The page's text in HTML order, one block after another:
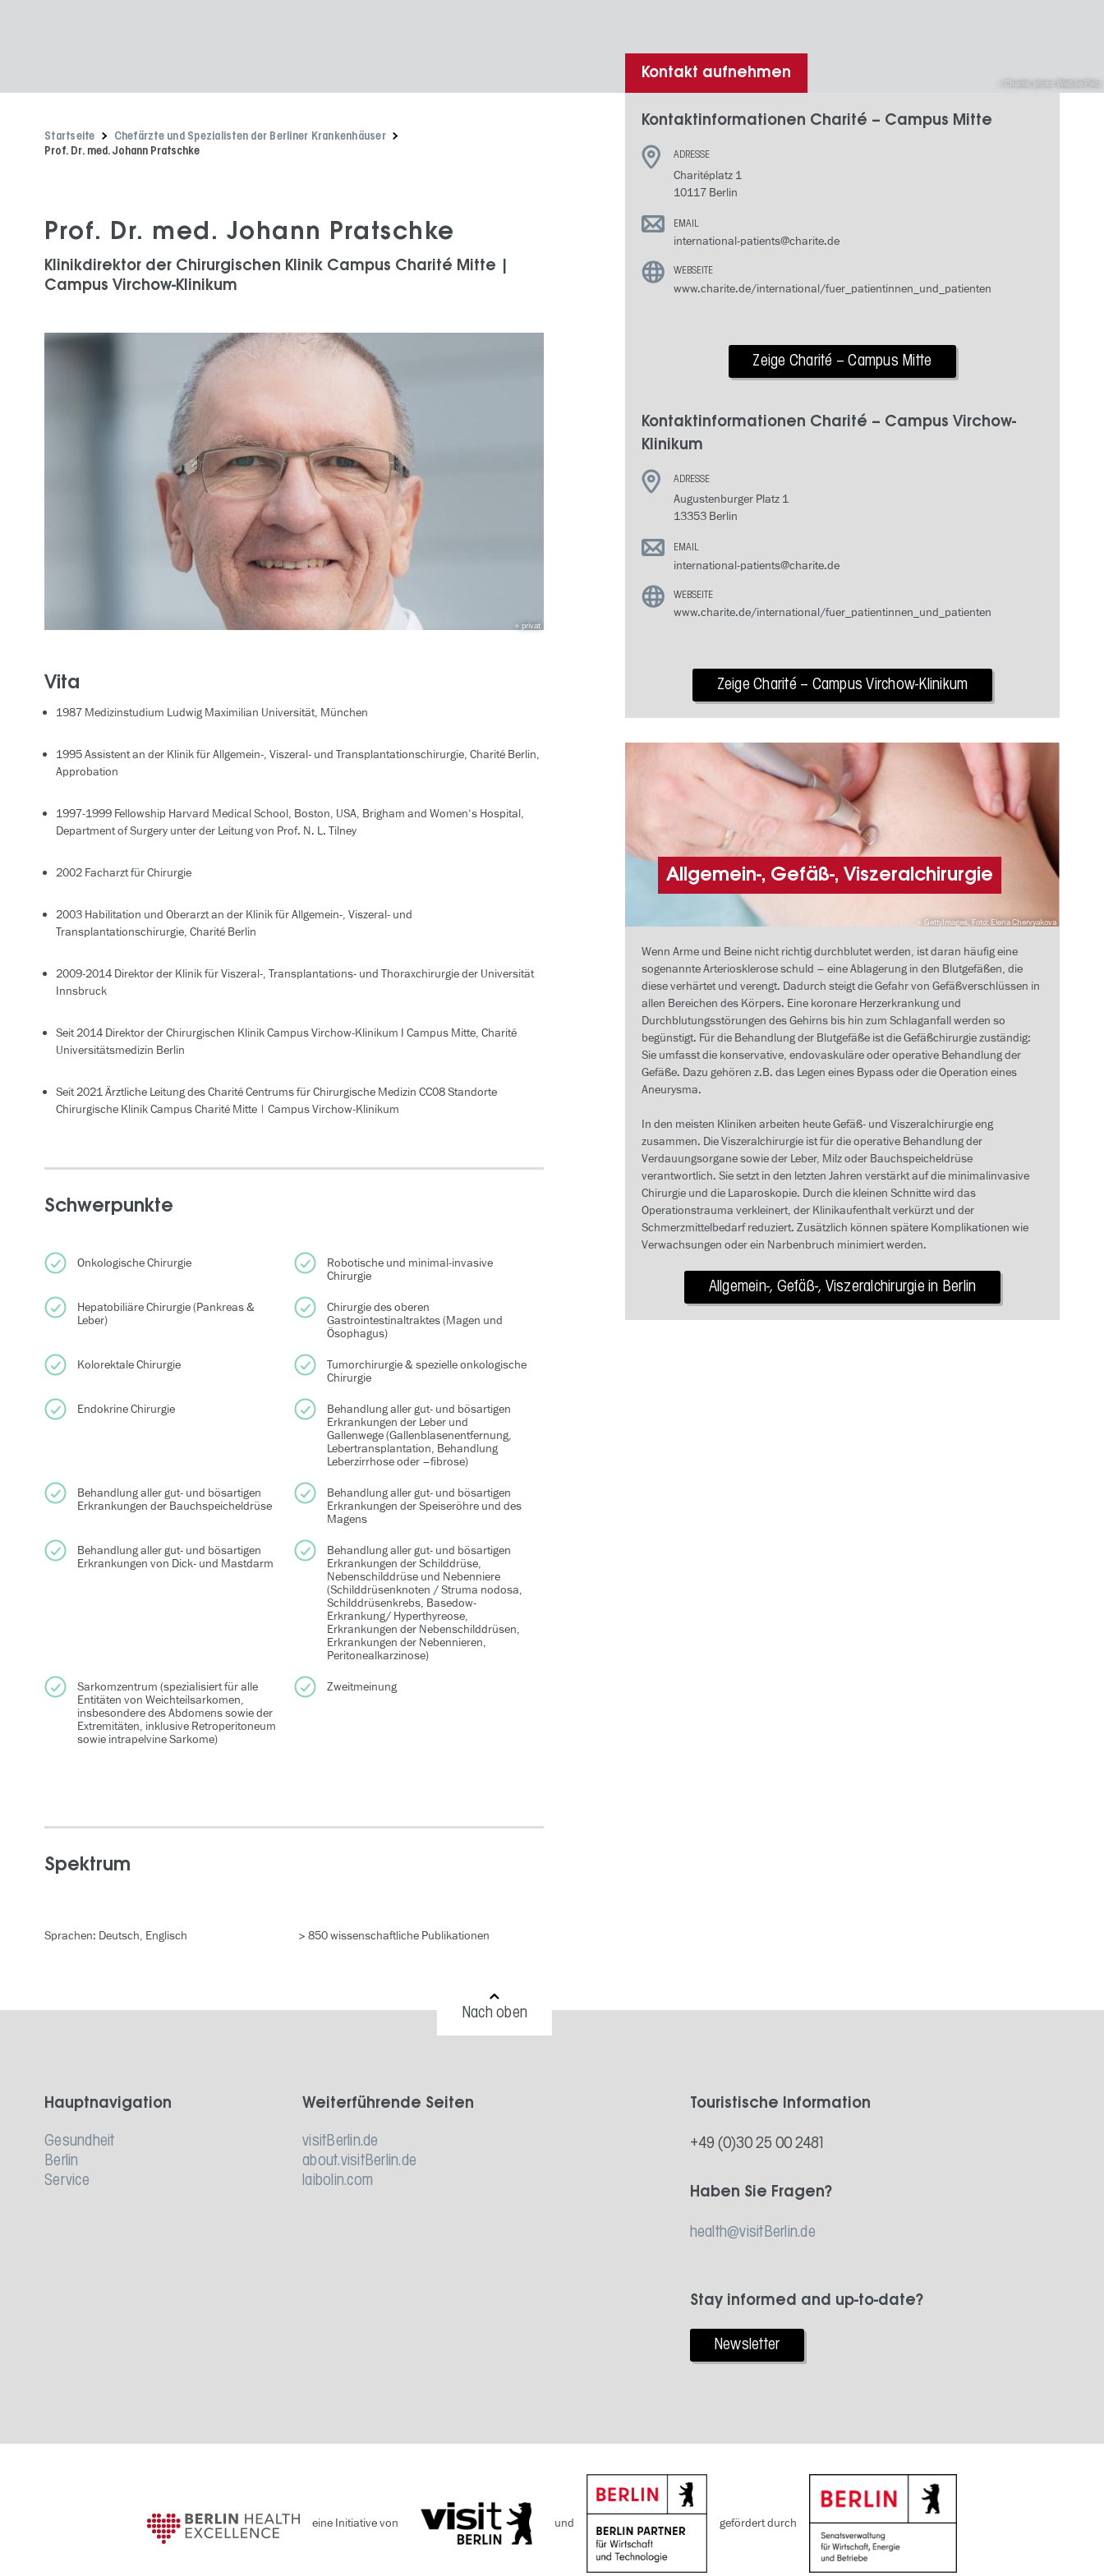
Charité, photo: Wiebke Peitz
Startseite
Chefärzte und Spezialisten der Berliner Krankenhäuser
Prof. Dr. med. Johann Pratschke
Prof. Dr. med. Johann Pratschke
Klinikdirektor der Chirurgischen Klinik Campus Charité Mitte |
Campus Virchow-Klinikum
privat
Vita
1987 Medizinstudium Ludwig Maximilian Universität, München
1995 Assistent an der Klinik für Allgemein-, Viszeral- und Transplantationschirurgie, Charité Berlin,
Approbation
1997-1999 Fellowship Harvard Medical School, Boston, USA, Brigham and Women‘s Hospital,
Department of Surgery unter der Leitung von Prof. N. L. Tilney
2002 Facharzt für Chirurgie
2003 Habilitation und Oberarzt an der Klinik für Allgemein-, Viszeral- und
Transplantationschirurgie, Charité Berlin
2009-2014 Direktor der Klinik für Viszeral-, Transplantations- und Thoraxchirurgie der Universität
Innsbruck
Seit 2014 Direktor der Chirurgischen Klinik Campus Virchow-Klinikum I Campus Mitte, Charité
Universitätsmedizin Berlin
Seit 2021 Ärztliche Leitung des Charité Centrums für Chirurgische Medizin CC08 Standorte
Chirurgische Klinik Campus Charité Mitte | Campus Virchow-Klinikum
Schwerpunkte
Onkologische Chirurgie
Robotische und minimal-invasive
Chirurgie
Hepatobiliäre Chirurgie (Pankreas &
Leber)
Chirurgie des oberen
Gastrointestinaltraktes (Magen und
Ösophagus)
Kolorektale Chirurgie
Tumorchirurgie & spezielle onkologische
Chirurgie
Endokrine Chirurgie
Behandlung aller gut- und bösartigen
Erkrankungen der Leber und
Gallenwege (Gallenblasenentfernung,
Lebertransplantation, Behandlung
Leberzirrhose oder –fibrose)
Behandlung aller gut- und bösartigen
Erkrankungen der Bauchspeicheldrüse
Behandlung aller gut- und bösartigen
Erkrankungen der Speiseröhre und des
Magens
Behandlung aller gut- und bösartigen
Erkrankungen von Dick- und Mastdarm
Behandlung aller gut- und bösartigen
Erkrankungen der Schilddrüse,
Nebenschilddrüse und Nebenniere
(Schilddrüsenknoten / Struma nodosa,
Schilddrüsenkrebs, Basedow-
Erkrankung/ Hyperthyreose,
Erkrankungen der Nebenschilddrüsen,
Erkrankungen der Nebennieren,
Peritonealkarzinose)
Sarkomzentrum (spezialisiert für alle
Entitäten von Weichteilsarkomen,
insbesondere des Abdomens sowie der
Extremitäten, inklusive Retroperitoneum
sowie intrapelvine Sarkome)
Zweitmeinung
Spektrum
Sprachen: Deutsch, Englisch > 850 wissenschaftliche Publikationen
Kontakt aufnehmen
Kontaktinformationen Charité – Campus Mitte
ADRESSE
Charitéplatz 1
10117 Berlin
EMAIL
international-patients@charite.de
WEBSEITE
www.charite.de/international/fuer_patientinnen_und_patienten
Zeige Charité – Campus Mitte
Kontaktinformationen Charité – Campus Virchow-
Klinikum
ADRESSE
Augustenburger Platz 1
13353 Berlin
EMAIL
international-patients@charite.de
WEBSEITE
www.charite.de/international/fuer_patientinnen_und_patienten
Zeige Charité – Campus Virchow-Klinikum
GettyImages, Foto: Elena Chervyakova
Allgemein-, Gefäß-, Viszeralchirurgie
Wenn Arme und Beine nicht richtig durchblutet werden, ist daran häufig eine
sogenannte Arteriosklerose schuld – eine Ablagerung in den Blutgefäßen, die
diese verhärtet und verengt. Dadurch steigt die Gefahr von Gefäßverschlüssen in
allen Bereichen des Körpers. Eine koronare Herzerkrankung und
Durchblutungsstörungen des Gehirns bis hin zum Schlaganfall werden so
begünstigt. Für die Behandlung der Blutgefäße ist die Gefäßchirurgie zuständig:
Sie umfasst die konservative, endovaskuläre oder operative Behandlung der
Gefäße. Dazu gehören z.B. das Legen eines Bypass oder die Operation eines
Aneurysma.
In den meisten Kliniken arbeiten heute Gefäß- und Viszeralchirurgie eng
zusammen. Die Viszeralchirurgie ist für die operative Behandlung der
Verdauungsorgane sowie der Leber, Milz oder Bauchspeicheldrüse
verantwortlich. Sie setzt in den letzten Jahren verstärkt auf die minimalinvasive
Chirurgie und die Laparoskopie. Durch die kleinen Schnitte wird das
Operationstrauma verkleinert, der Klinikaufenthalt verkürzt und der
Schmerzmittelbedarf reduziert. Zusätzlich können spätere Komplikationen wie
Verwachsungen oder ein Narbenbruch minimiert werden.
Allgemein-, Gefäß-, Viszeralchirurgie in Berlin
Nach oben
Hauptnavigation
Gesundheit
Berlin
Service
Weiterführende Seiten
visitBerlin.de
about.visitBerlin.de
laibolin.com
Touristische Information
+49 (0)30 25 00 2481
Haben Sie Fragen?
health@visitBerlin.de
Stay informed and up-to-date?
Newsletter
eine Initiative von und gefördert durch